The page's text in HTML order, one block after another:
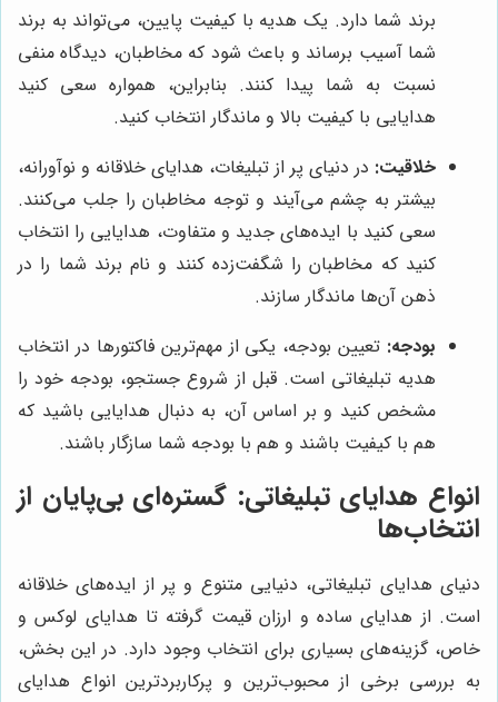
برند شما دارد. یک هدیه با کیفیت پایین، می‌تواند به برند
شما آسیب برساند و باعث شود که مخاطبان، دیدگاه منفی
نسبت به شما پیدا کنند. بنابراین، همواره سعی کنید
هدایایی با کیفیت بالا و ماندگار انتخاب کنید.
خلاقیت: در دنیای پر از تبلیغات، هدایای خلاقانه و نوآورانه،
بیشتر به چشم می‌آیند و توجه مخاطبان را جلب می‌کنند.
سعی کنید با ایده‌های جدید و متفاوت، هدایایی را انتخاب
کنید که مخاطبان را شگفت‌زده کنند و نام برند شما را در
ذهن آن‌ها ماندگار سازند.
بودجه: تعیین بودجه، یکی از مهم‌ترین فاکتورها در انتخاب
هدیه تبلیغاتی است. قبل از شروع جستجو، بودجه خود را
مشخص کنید و بر اساس آن، به دنبال هدایایی باشید که
هم با کیفیت باشند و هم با بودجه شما سازگار باشند.
انواع هدایای تبلیغاتی: گستره‌ای بی‌پایان از
انتخاب‌ها
دنیای هدایای تبلیغاتی، دنیایی متنوع و پر از ایده‌های خلاقانه
است. از هدایای ساده و ارزان قیمت گرفته تا هدایای لوکس و
خاص، گزینه‌های بسیاری برای انتخاب وجود دارد. در این بخش،
به بررسی برخی از محبوب‌ترین و پرکاربردترین انواع هدایای